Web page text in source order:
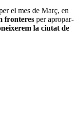
el mes de Març, en
fronteres per apropar-
la ciutat de